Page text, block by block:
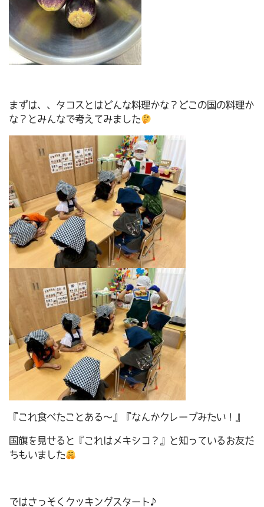
まずは、、タコスとはどんな料理かな？どこの国の料理か
な？とみんなで考えてみました
『これ食べたことある～』『なんかクレープみたい！』
国旗を見せると『これはメキシコ？』と知っているお友だ
ちもいました
ではさっそくクッキングスタート♪